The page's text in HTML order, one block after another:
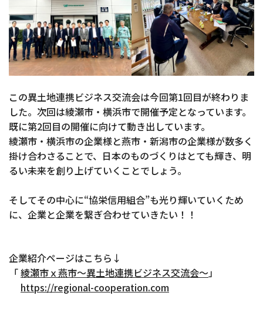
この異土地連携ビジネス交流会は今回第1回目が終わりま
した。次回は綾瀬市・横浜市で開催予定となっています。
既に第2回目の開催に向けて動き出しています。
綾瀬市・横浜市の企業様と燕市・新潟市の企業様が数多く
掛け合わさることで、日本のものづくりはとても輝き、明
るい未来を創り上げていくことでしょう。
そしてその中心に“協栄信用組合”も光り輝いていくため
に、企業と企業を繋ぎ合わせていきたい！！
企業紹介ページはこちら↓
「綾瀬市ｘ燕市～異土地連携ビジネス交流会～」
https://regional-cooperation.com